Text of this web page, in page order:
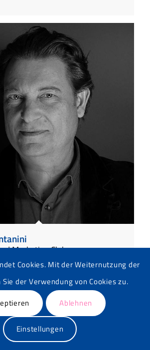
Marketing Clubs
Cookies. Mit der Weiternutzung der
der Verwendung von Cookies zu.
Ablehnen
Einstellungen